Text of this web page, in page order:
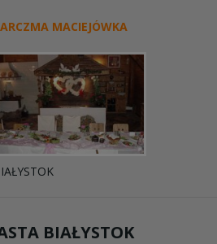
MACIEJÓWKA
BIAŁYSTOK